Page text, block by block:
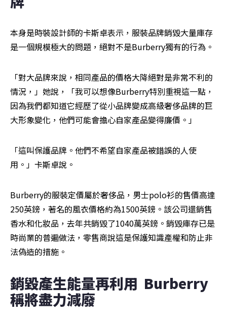
本身是時裝設計師的卡斯卓表示，服裝品牌銷毀大量庫存
是一個規模極大的問題，絕對不是Burberry獨有的行為。
「對大品牌來說，相同產品的價格大降絕對是非常不利的
情況，」她說，「我可以想像Burberry特別重視這一點，
因為我們都知道它經歷了從小品牌變成高級奢侈品牌的巨
大形象變化，他們可能會擔心自家產品變得廉價。」
「這叫保護品牌。他們不希望自家產品被錯誤的人使
用。」卡斯卓說。
Burberry的服裝定價屬於奢侈品，男士polo衫的售價高達
250英鎊，著名的風衣價格約為1500英鎊。該公司還銷售
香水和化妝品，去年共銷毀了1040萬英鎊。銷毀庫存已是
時尚業的普遍做法，零售商說這是保護知識產權和防止非
法偽造的措施。
銷毀產生能量再利用  Burberry
稱將盡力減廢